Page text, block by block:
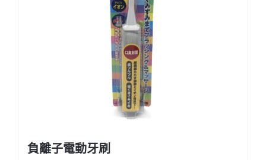
項
負離子電動牙刷